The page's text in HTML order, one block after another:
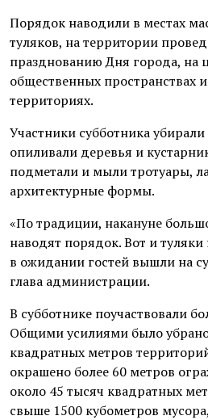
Порядок наводили в местах
туляков, на территории
празднованию Дня города, на
общественных
территориях.
Участники субботника убирали
опиливали деревья и
подметали и мыли тротуары,
архитектурные формы.
«По традиции, накануне
наводят порядок. Вот и
в ожидании гостей вышли на
глава администрации.
В субботнике поучаствовали
Общими усилиями было
квадратных метров
окрашено более 60 метров
около 45 тысяч квадратных
свыше 1500 кубометров